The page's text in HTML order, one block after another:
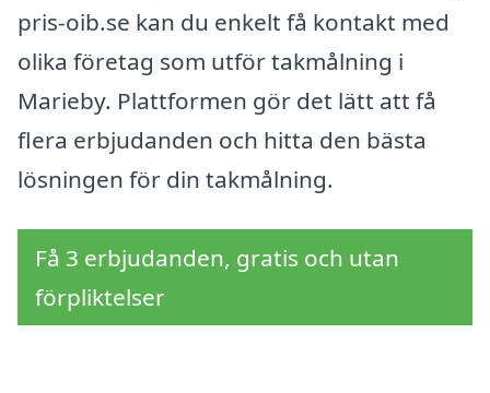
pris-oib.se kan du enkelt få kontakt med
olika företag som utför takmålning i
Marieby. Plattformen gör det lätt att få
flera erbjudanden och hitta den bästa
lösningen för din takmålning.
Få 3 erbjudanden, gratis och utan
förpliktelser